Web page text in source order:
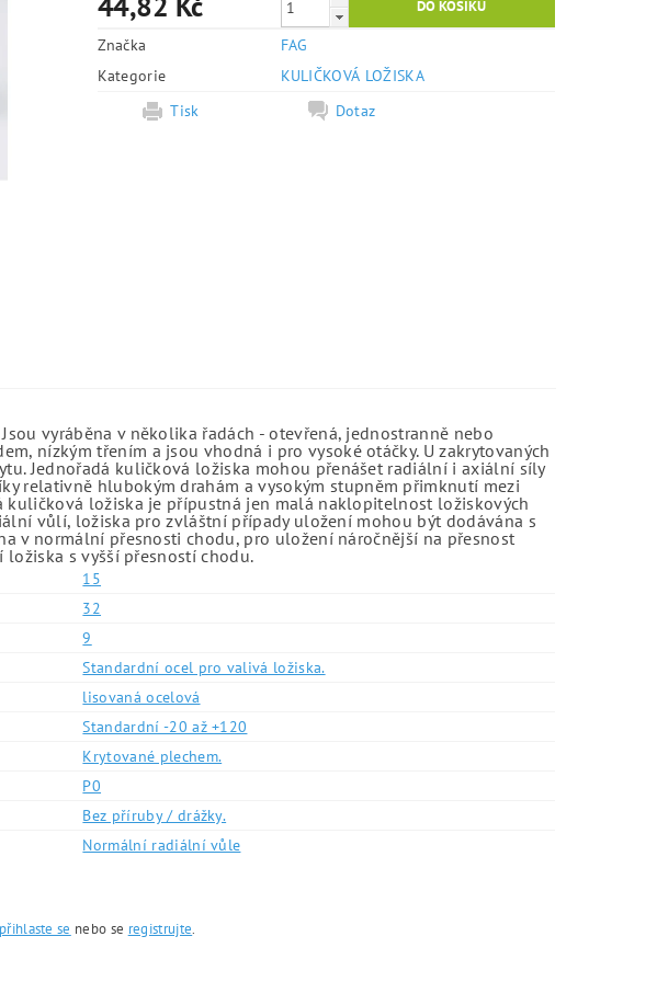
Značka
FAG
Kategorie
KULIČKOVÁ LOŽISKA
Tisk
Dotaz
vyráběna v několika řadách - otevřená, jednostranně nebo
nízkým třením a jsou vhodná i pro vysoké otáčky. U zakrytovaných
Jednořadá kuličková ložiska mohou přenášet radiální i axiální síly
relativně hlubokým drahám a vysokým stupněm přimknutí mezi
kuličková ložiska je přípustná jen malá naklopitelnost ložiskových
vůlí, ložiska pro zvláštní případy uložení mohou být dodávána s
v normální přesnosti chodu, pro uložení náročnější na přesnost
s vyšší přesností chodu.
15
32
9
Standardní ocel pro valivá ložiska.
lisovaná ocelová
Standardní -20 až +120
Krytované plechem.
P0
Bez příruby / drážky.
Normální radiální vůle
přihlaste se nebo se registrujte.